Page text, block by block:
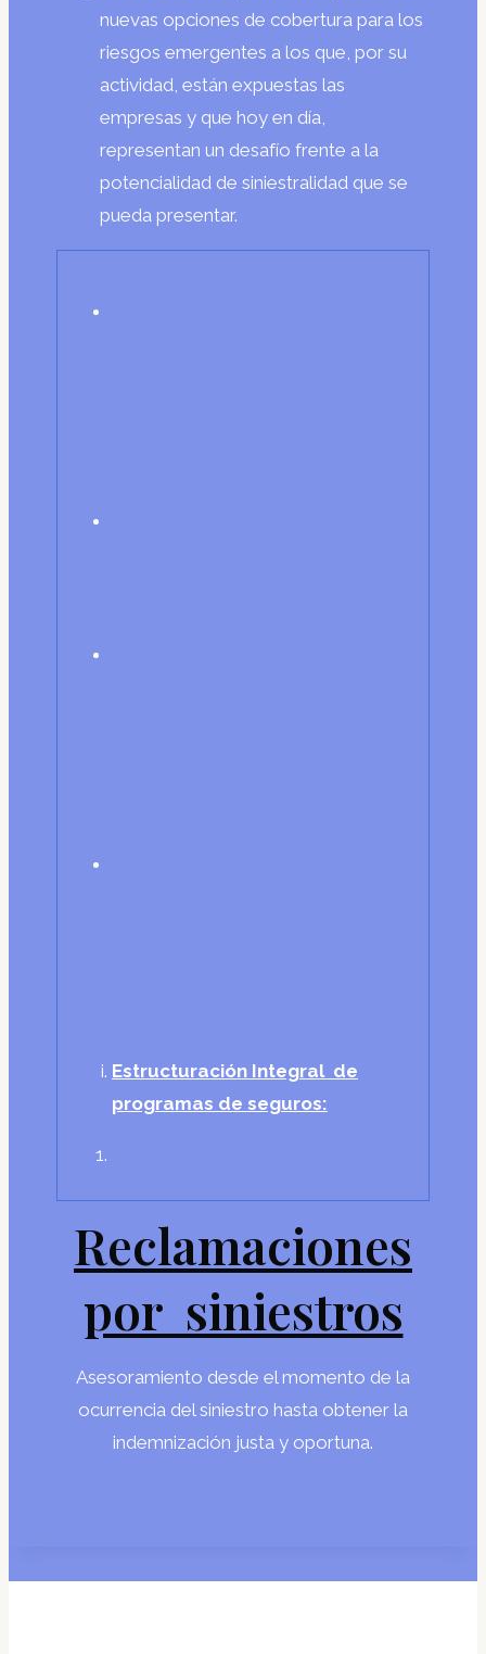
nuevas opciones de cobertura para los
riesgos emergentes a los que, por su
actividad, están expuestas las
empresas y que hoy en día,
representan un desafío frente a la
potencialidad de siniestralidad que se
pueda presentar.
Estructuración Integral de
programas de seguros:
Reclamaciones
por siniestros
Asesoramiento desde el momento de la
ocurrencia del siniestro hasta obtener la
indemnización justa y oportuna.